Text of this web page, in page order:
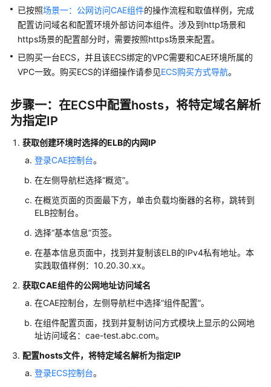
佳
实
践
CAE
最
实
践
汇
总
用
CAE
托
Nginx
静
态
件
服
器
Gitlab
对
已按照场景一：公网访问CAE组件的操作流程和取值样例，完成
配置访问域名和配置环境外部访问本组件。涉及到http场景和
https场景的配置部分时，需要按照https场景来配置。
已购买一台ECS，并且该ECS绑定的VPC需要和CAE环境所属的
VPC一致。购买ECS的详细操作请参见ECS购买方式导航。
步骤一：在ECS中配置hosts，将特定域名解析
为指定IP
获取创建环境时选择的ELB的内网IP
登录CAE控制台。
在左侧导航栏选择“概览”。
在概览页面的页面最下方，单击负载均衡器的名称，跳转到
ELB控制台。
选择“基本信息”页签。
在基本信息页面中，找到并复制该ELB的IPv4私有地址。本
实践取值样例：10.20.30.xx。
获取CAE组件的公网地址访问域名
在CAE控制台，左侧导航栏中选择“组件配置”。
在组件配置页面，找到并复制访问方式模块上显示的公网地
址访问域名：cae-test.abc.com。
配置hosts文件，将特定域名解析为指定IP
登录ECS控制台。